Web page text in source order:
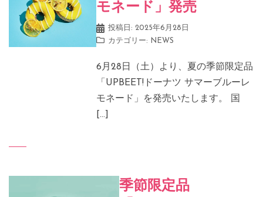
モネード」発売
投稿日: 2025年6月28日
カテゴリー:
NEWS
6月28日（土）より、夏の季節限定品
「UPBEET!ドーナツ サマーブルーレ
モネード」を発売いたします。 ​国
[…]
季節限定品